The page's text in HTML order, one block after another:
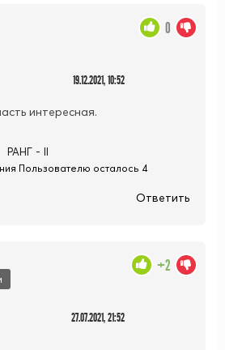
19.12.2021, 10:52
интересная.
0
РАНГ - II
Пользователю осталось 4
Ответить
27.07.2021, 21:52
+2